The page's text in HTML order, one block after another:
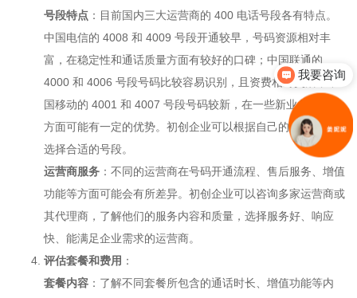
号段特点 ：目前国内三大运营商的 400 电话号段各有特点。
中国电信的 4008 和 4009 号段开通较早，号码资源相对丰
富，在稳定性和通话质量方面有较好的口碑；中国联通的
4000 和 4006 号段号码比较容易识别，且资费相对灵活；中
国移动的 4001 和 4007 号段号码较新，在一些新业务和功能
方面可能有一定的优势。初创企业可以根据自己的需求和偏好
选择合适的号段。
运营商服务 ：不同的运营商在号码开通流程、售后服务、增值
功能等方面可能会有所差异。初创企业可以咨询多家运营商或
其代理商，了解他们的服务内容和质量，选择服务好、响应
快、能满足企业需求的运营商。
评估套餐和费用 ：
套餐内容 ：了解不同套餐所包含的通话时长、增值功能等内
我要咨询